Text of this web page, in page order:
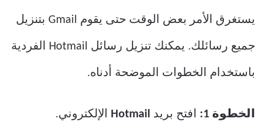
يستغرق الأمر بعض الوقت حتى يقوم Gmail بتنزيل
جميع رسائلك. يمكنك تنزيل رسائل Hotmail الفردية
باستخدام الخطوات الموضحة أدناه.
الخطوة 1: افتح بريد Hotmail الإلكتروني.